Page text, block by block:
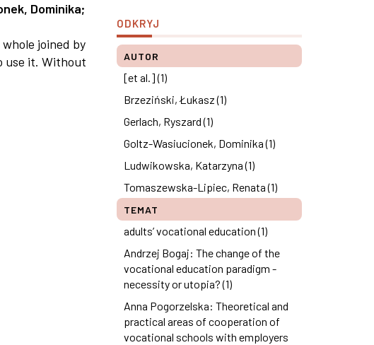
Dominika;
joined by
use it. Without
ODKRYJ
AUTOR
[et al.] (1)
Brzeziński, Łukasz (1)
Gerlach, Ryszard (1)
Goltz-Wasiucionek, Dominika (1)
Ludwikowska, Katarzyna (1)
Tomaszewska-Lipiec, Renata (1)
TEMAT
adults’ vocational education (1)
Andrzej Bogaj: The change of the
vocational education paradigm -
necessity or utopia? (1)
Anna Pogorzelska: Theoretical and
practical areas of cooperation of
vocational schools with employers